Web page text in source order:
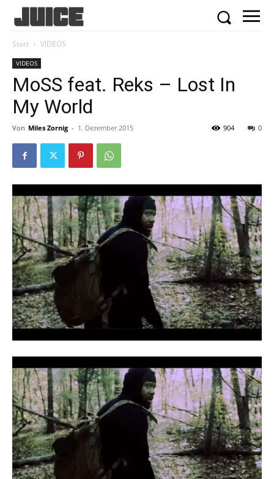
Start VIDEOS
VIDEOS
MoSS feat. Reks – Lost In
My World
Von Miles Zornig - 1. Dezember 2015 0
904